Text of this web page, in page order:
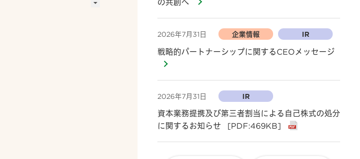
の共創へ
2026年7月31日 企業情報 IR
戦略的パートナーシップに関するCEOメッセージ
2026年7月31日 IR
資本業務提携及び第三者割当による自己株式の処分
に関するお知らせ
[PDF:469KB]